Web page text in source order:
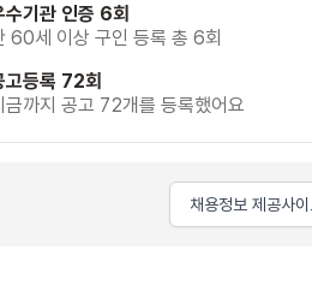
수기관 인증 6회
60세 이상 구인 등록 총 6회
고등록 72회
금까지 공고 72개를 등록했어요
채용정보 제공사